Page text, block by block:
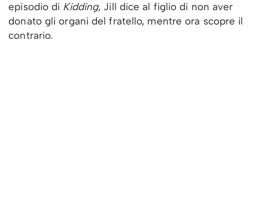
episodio di Kidding, Jill dice al figlio di non aver
donato gli organi del fratello, mentre ora scopre il
contrario.